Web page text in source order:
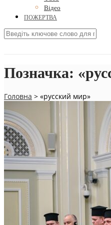
Відео
ПОЖЕРТВА
Позначка:
Головна > «русский мир»